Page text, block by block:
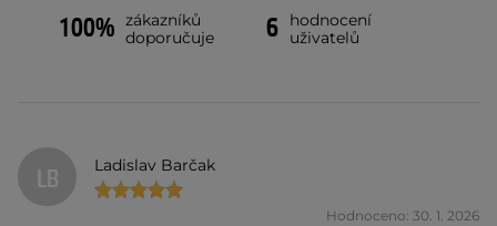
100% zákazníků
doporučuje
6
hodnocení
uživatelů
LB Ladislav Barčak
Hodnoceno: 30. 1. 2026